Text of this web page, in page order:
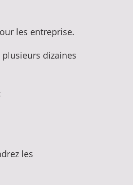
les entreprise.
dizaines
les